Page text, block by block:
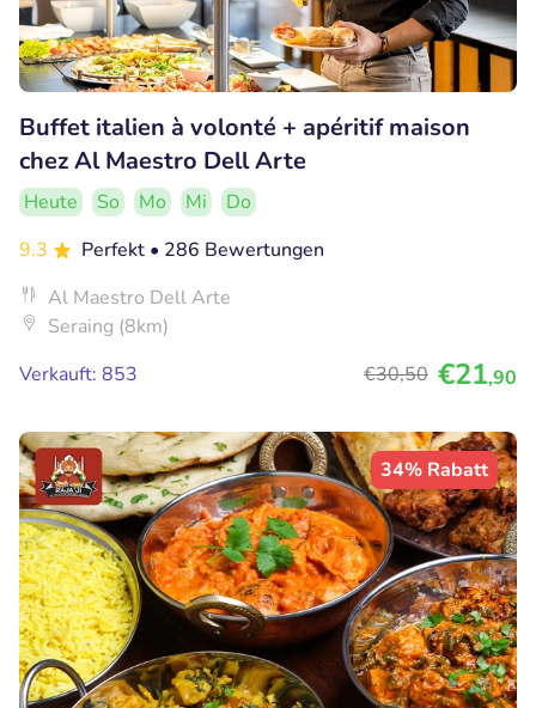
Buffet italien à volonté + apéritif maison
chez Al Maestro Dell Arte
Heute So Mo Mi
Do
9.3
Perfekt • 286 Bewertungen
Al Maestro Dell Arte
Seraing (8km)
Verkauft: 853
€30,50 €21,90
34% Rabatt